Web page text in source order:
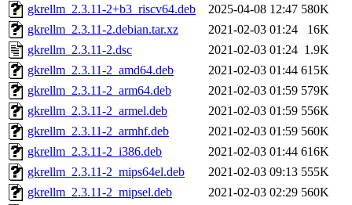
gkrellm_2.3.11-2+b3_riscv64.deb
2025-04-08 12:47 580K
gkrellm_2.3.11-2.debian.tar.xz
2021-02-03 01:24
16K
gkrellm_2.3.11-2.dsc
2021-02-03 01:24 1.9K
gkrellm_2.3.11-2_amd64.deb
2021-02-03 01:44 615K
gkrellm_2.3.11-2_arm64.deb
2021-02-03 01:59 579K
gkrellm_2.3.11-2_armel.deb
2021-02-03 01:59 556K
gkrellm_2.3.11-2_armhf.deb
2021-02-03 01:59 560K
gkrellm_2.3.11-2_i386.deb
2021-02-03 01:44 616K
gkrellm_2.3.11-2_mips64el.deb
2021-02-03 09:13 555K
gkrellm_2.3.11-2_mipsel.deb
2021-02-03 02:29 560K